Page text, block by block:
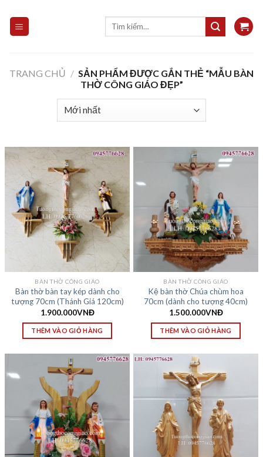
content
Tìm
TRANG CHỦ / SẢN PHẨM ĐƯỢC GẮN THẺ “MẪU BÀN
THỜ CÔNG GIÁO ĐẸP”
BÀN THỜ CÔNG GIÁO
Bàn thờ bàn tay kép dành cho
tượng 70cm (Thánh Giá 120cm)
1.900.000VNĐ
THÊM VÀO GIỎ HÀNG
BÀN THỜ CÔNG GIÁO
Kệ bàn thờ Chúa chùm hoa
70cm (dành cho tượng 40cm)
1.500.000VNĐ
THÊM VÀO GIỎ HÀNG